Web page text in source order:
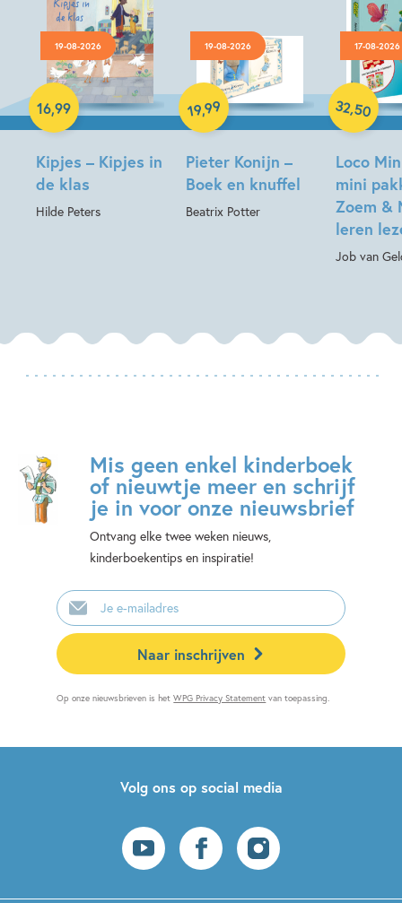
19-08-2026
Kipjes – Kipjes in
de klas
Hilde Peters
16,99
Hardcover
19-08-2026
Pieter Konijn –
Boek en knuffel
Beatrix Potter
19,99
Hardcover
17-08-2026
Loco
mini
Zoem &
leren
Job van
32,50
Paperback
Mis geen enkel kinderboek
of nieuwtje meer en schrijf
je in voor onze nieuwsbrief
Ontvang elke twee weken nieuws,
kinderboekentips en inspiratie!
E-
mailadres
Naar inschrijven
Op onze nieuwsbrieven is hetWPG Privacy Statement van toepassing.
Volg ons op social media